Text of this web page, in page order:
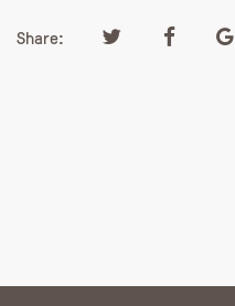
Share: